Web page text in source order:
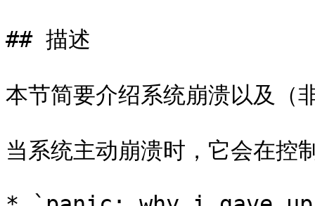
## 描述
本节简要介绍系统崩溃以及（
当系统主动崩溃时，它会在控